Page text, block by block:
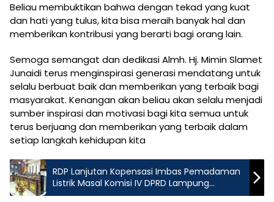
Beliau membuktikan bahwa dengan tekad yang kuat
dan hati yang tulus, kita bisa meraih banyak hal dan
memberikan kontribusi yang berarti bagi orang lain.
Semoga semangat dan dedikasi Almh. Hj. Mimin Slamet
Junaidi terus menginspirasi generasi mendatang untuk
selalu berbuat baik dan memberikan yang terbaik bagi
masyarakat. Kenangan akan beliau akan selalu menjadi
sumber inspirasi dan motivasi bagi kita semua untuk
terus berjuang dan memberikan yang terbaik dalam
setiap langkah kehidupan kita
RDP Lanjutan Kopensasi Imbas Pemadaman
Listrik Masal Komisi IV DPRD Lampung
Bersama PLN Konslet?